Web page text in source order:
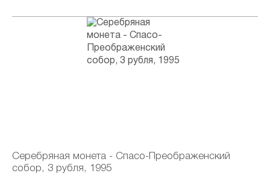
Серебряная монета - Спасо-Преображенский
собор, 3 рубля, 1995